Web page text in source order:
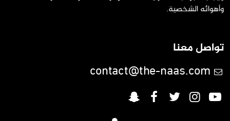
وأهوائه الشخصية.
تواصل معنا
contact@the-naas.com